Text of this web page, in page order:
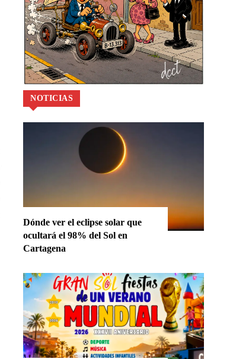
NOTICIAS
Dónde ver el eclipse solar que
ocultará el 98% del Sol en
Cartagena